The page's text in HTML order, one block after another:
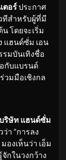
ตอร์ประกาศ
ทีสำหรับผู้ที่มี
โดยจะเริ่ม
แฮนด์ซั่ม เอน
รมบันเทิงชื่อ
กับแบรนด์
วมมือเชิงกล
ริษัท แฮนด์ซั่ม
ว่า “การลง
งเห็นว่า เอ็ม
กในวงกว้าง